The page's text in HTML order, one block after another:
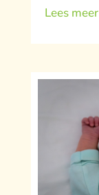
Lees meer